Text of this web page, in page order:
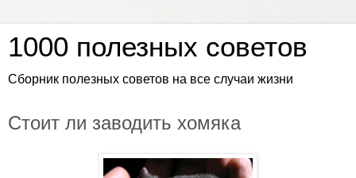
1000 полезных советов
Сборник полезных советов на все случаи жизни
Стоит ли заводить хомяка